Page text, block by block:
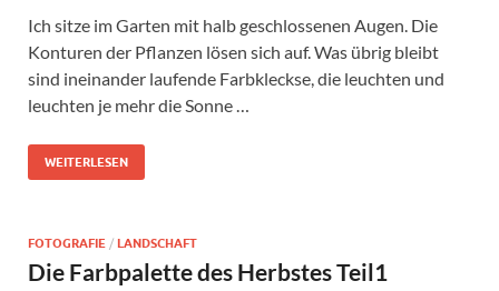
Ich sitze im Garten mit halb geschlossenen Augen. Die
Konturen der Pflanzen lösen sich auf. Was übrig bleibt
sind ineinander laufende Farbkleckse, die leuchten und
leuchten je mehr die Sonne …
WEITERLESEN
FOTOGRAFIE / LANDSCHAFT
Die Farbpalette des Herbstes Teil1